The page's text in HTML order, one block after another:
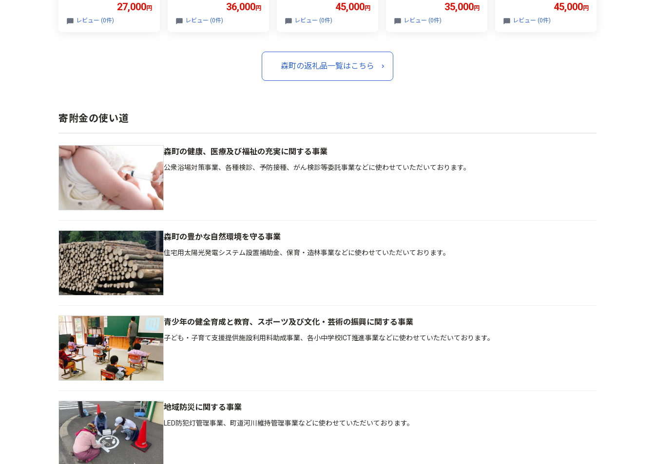
27,000円
レビュー (0件)
36,000円
レビュー (0件)
45,000円
レビュー (0件)
35,000円
レビュー (0件)
45,000円
レビュー (0件)
森町の返礼品一覧はこちら
寄附金の使い道
森町の健康、医療及び福祉の充実に関する事業
公衆浴場対策事業、各種検診、予防接種、がん検診等委託事業などに使わせていただいております。
森町の豊かな自然環境を守る事業
住宅用太陽光発電システム設置補助金、保育・造林事業などに使わせていただいております。
青少年の健全育成と教育、スポーツ及び文化・芸術の振興に関する事業
子ども・子育て支援提供施設利用料助成事業、各小中学校ICT推進事業などに使わせていただいております。
地域防災に関する事業
LED防犯灯管理事業、町道河川維持管理事業などに使わせていただいております。